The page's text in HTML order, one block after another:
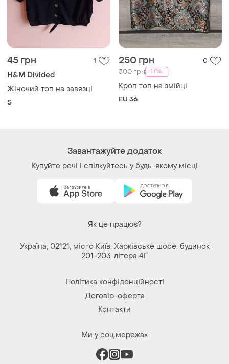
45 грн 1
H&M Divided
Жіночий топ на завязці
S
250 грн 0
300 грн -17%
Кроп топ на змійці
EU 36
Завантажуйте додаток
Купуйте речі і спілкуйтесь у будь-якому місці
Як це працює?
Україна, 02121, місто Київ, Харківське шосе, будинок
201-203, літера 4Г
Політика конфіденційності
Договір-оферта
Контакти
Ми у соц.мережах